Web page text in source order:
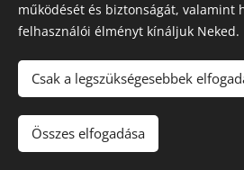
működését és biztonságát, valamint
felhasználói élményt kínáljuk Neked.
Csak a legszükségesebbek
Összes elfogadása